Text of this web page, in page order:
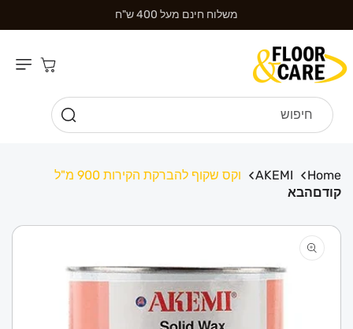
משלוח חינם מעל 400 ש"ח
חיפוש
עגלת
קניות
Home
AKEMI
וקס שקוף להברקת הקירות 900 מ"ל
קודםהבא
דילוג למידע
מוצר